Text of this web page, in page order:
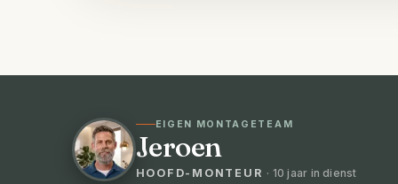
EIGEN MONTAGETEAM
Jeroen
HOOFD-MONTEUR · 10 jaar in dienst